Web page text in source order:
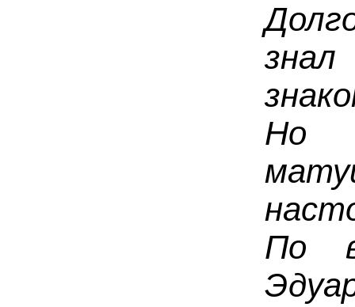
Но
По